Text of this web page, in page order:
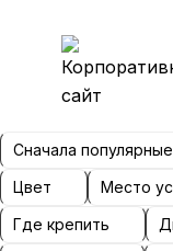
Сначала популярные
Цвет
Место
Где крепить